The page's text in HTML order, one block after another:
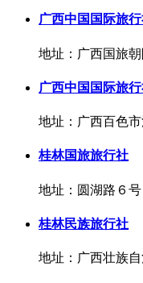
广西中国国际旅
地址：广西国旅
广西中国国际旅
地址：广西百色
桂林国旅旅行社
地址：圆湖路６号
桂林民族旅行社
地址：广西壮族